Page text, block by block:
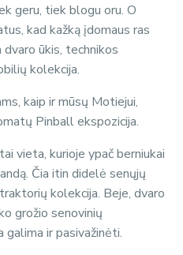
geru, tiek blogu oru. O
kad kažką įdomaus ras
ūkis, technikos
kolekcija.
kaip ir mūsų Motiejui,
Pinball ekspozicija.
vieta, kurioje ypač berniukai
Čia itin didelė senųjų
kolekcija. Beje, dvaro
grožio senovinių
ir pasivažinėti.